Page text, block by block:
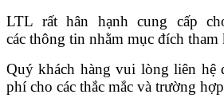
LTL rất hân hạnh cung cấp
các thông tin nhằm mục đích tham
Quý khách hàng vui lòng liên hệ
phí cho các thắc mắc và trường